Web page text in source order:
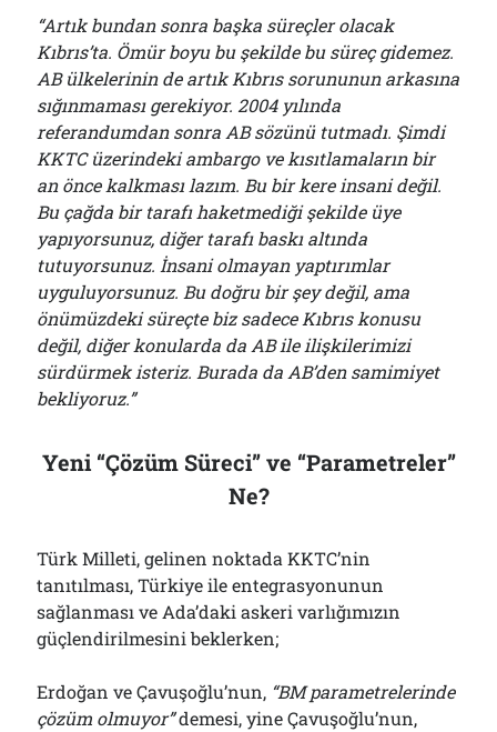
“Artık bundan sonra başka süreçler olacak
Kıbrıs’ta. Ömür boyu bu şekilde bu süreç gidemez.
AB ülkelerinin de artık Kıbrıs sorununun arkasına
sığınmaması gerekiyor. 2004 yılında
referandumdan sonra AB sözünü tutmadı. Şimdi
KKTC üzerindeki ambargo ve kısıtlamaların bir
an önce kalkması lazım. Bu bir kere insani değil.
Bu çağda bir tarafı haketmediği şekilde üye
yapıyorsunuz, diğer tarafı baskı altında
tutuyorsunuz. İnsani olmayan yaptırımlar
uyguluyorsunuz. Bu doğru bir şey değil, ama
önümüzdeki süreçte biz sadece Kıbrıs konusu
değil, diğer konularda da AB ile ilişkilerimizi
sürdürmek isteriz. Burada da AB’den samimiyet
bekliyoruz.”
Yeni “Çözüm Süreci” ve “Parametreler”
Ne?
Türk Milleti, gelinen noktada KKTC’nin
tanıtılması, Türkiye ile entegrasyonunun
sağlanması ve Ada’daki askeri varlığımızın
güçlendirilmesini beklerken;
Erdoğan ve Çavuşoğlu’nun, “BM parametrelerinde
çözüm olmuyor”demesi, yine Çavuşoğlu’nun,